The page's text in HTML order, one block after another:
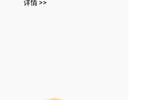
详情 >>